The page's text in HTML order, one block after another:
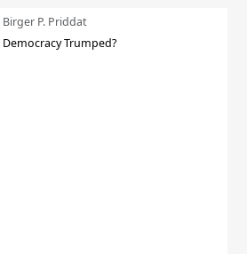
Birger P. Priddat
Democracy Trumped?